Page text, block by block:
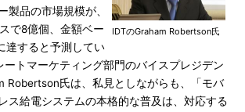
IDTのGraham Robertson氏
製品の市場規模が、
で8億個、金額ベー
達すると予測してい
ートマーケティング部門のバイスプレジデン
Robertson氏は、私見としながらも、「モバ
ス給電システムの本格的な普及は、対応する